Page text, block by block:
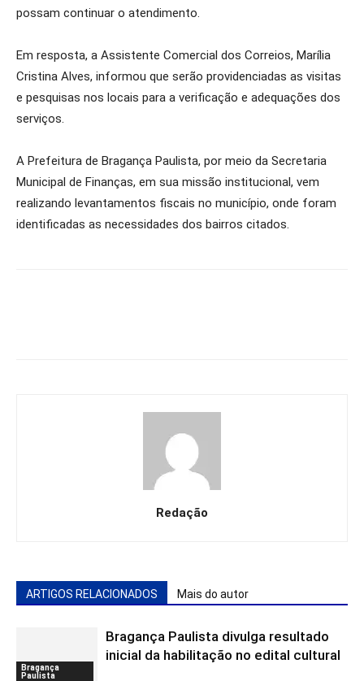
possam continuar o atendimento.
Em resposta, a Assistente Comercial dos Correios, Marília
Cristina Alves, informou que serão providenciadas as visitas
e pesquisas nos locais para a verificação e adequações dos
serviços.
A Prefeitura de Bragança Paulista, por meio da Secretaria
Municipal de Finanças, em sua missão institucional, vem
realizando levantamentos fiscais no município, onde foram
identificadas as necessidades dos bairros citados.
Redação
ARTIGOS RELACIONADOS Mais do autor
Bragança
Paulista
Bragança Paulista divulga resultado
inicial da habilitação no edital cultural